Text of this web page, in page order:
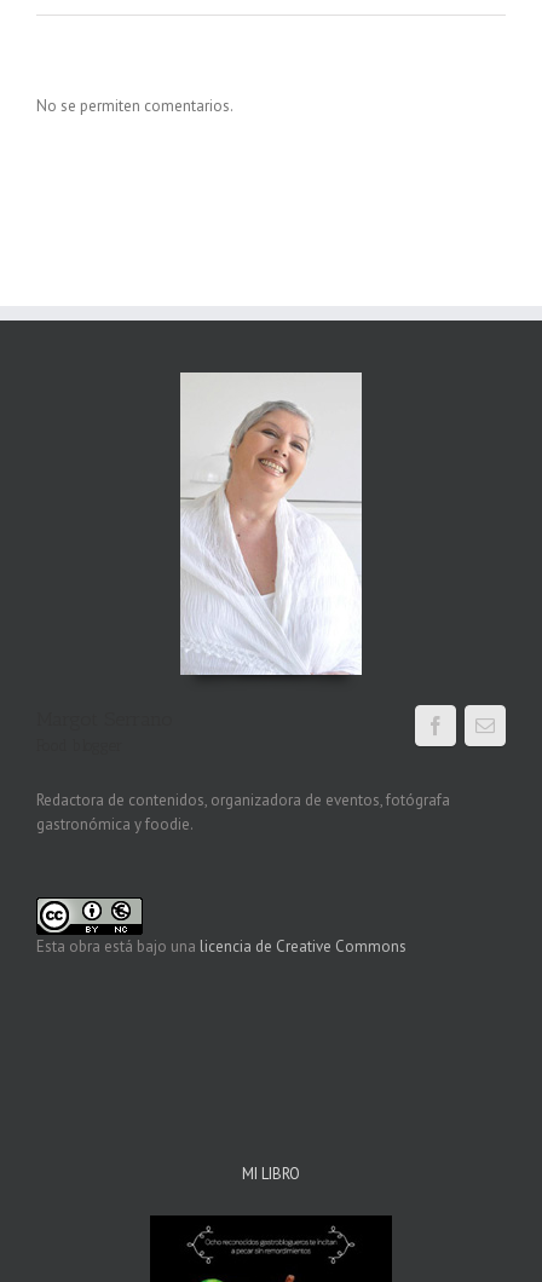
No se permiten comentarios.
Redactora de contenidos, organizadora de eventos, fotógrafa
gastronómica y foodie.
Esta obra está bajo una licencia de Creative Commons
MI LIBRO